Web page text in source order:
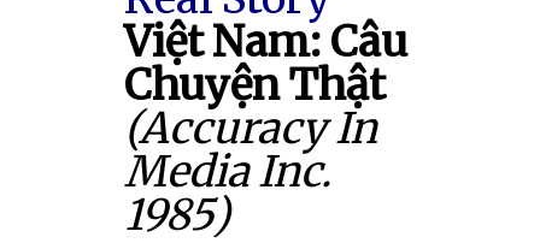
Việt Nam: Câu
Chuyện Thật
(Accuracy In
Media Inc.
1985)